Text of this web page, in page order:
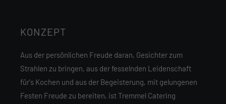
KONZEPT
Aus der persönlichen Freude daran, Gesichter zum
Strahlen zu bringen, aus der fesselnden Leidenschaft
für's Kochen und aus der Begeisterung, mit gelungenen
Festen Freude zu bereiten, ist Tremmel Catering